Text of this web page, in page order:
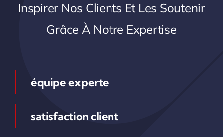
Inspirer Nos Clients Et Les Soutenir
Grâce À Notre Expertise
équipe experte
satisfaction client